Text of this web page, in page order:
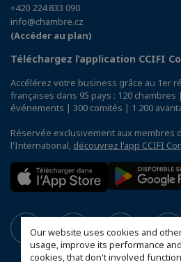
Our website uses cookies and
usage, improve its performance
cookies, that don't involved
+420 224 833 090
info@chambre.cz
(Accéder au plan)
Téléchargez l’application CCIFI
Accélérez votre business grâce au 1er
françaises dans 95 pays : 120
événements | 300 comités | 1 200
Réservée exclusivement aux membres
l'International, découvrez l'app CCIFI